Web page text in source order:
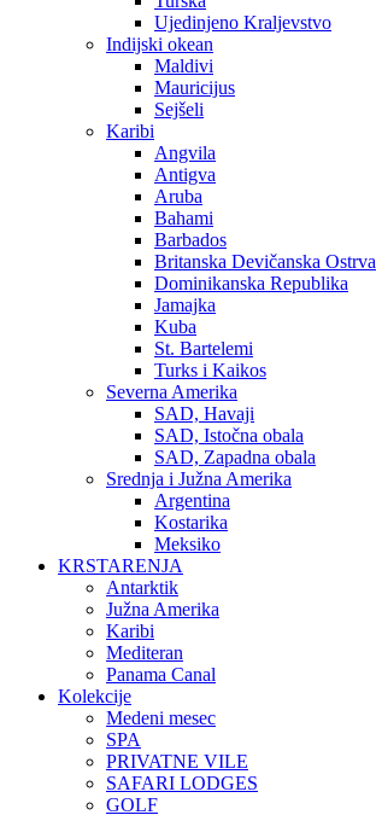
Ujedinjeno Kraljevstvo
Indijski okean
Maldivi
Mauricijus
Sejšeli
Karibi
Angvila
Antigva
Aruba
Bahami
Barbados
Britanska Devičanska Ostrva
Dominikanska Republika
Jamajka
Kuba
St. Bartelemi
Turks i Kaikos
Severna Amerika
SAD, Havaji
SAD, Istočna obala
SAD, Zapadna obala
Srednja i Južna Amerika
Argentina
Kostarika
Meksiko
KRSTARENJA
Antarktik
Južna Amerika
Karibi
Mediteran
Panama Canal
Kolekcije
Medeni mesec
SPA
PRIVATNE VILE
SAFARI LODGES
GOLF